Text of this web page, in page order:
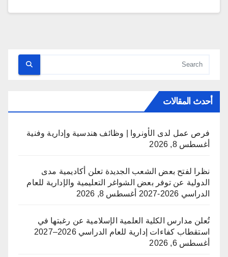
أحدث المقالات
فرص عمل لدى الأونروا | وظائف هندسية وإدارية وفنية
أغسطس 8, 2026
نظرا لفتح بعض الشعب الجديدة تعلن أكاديمية مدى
الدولية عن توفر بعض الشواغر التعليمية والإدارية للعام
الدراسي 2026-2027
أغسطس 8, 2026
تُعلن مدارس الكلية العلمية الإسلامية عن رغبتها في
استقطاب كفاءات إدارية للعام الدراسي 2026–2027
أغسطس 6, 2026